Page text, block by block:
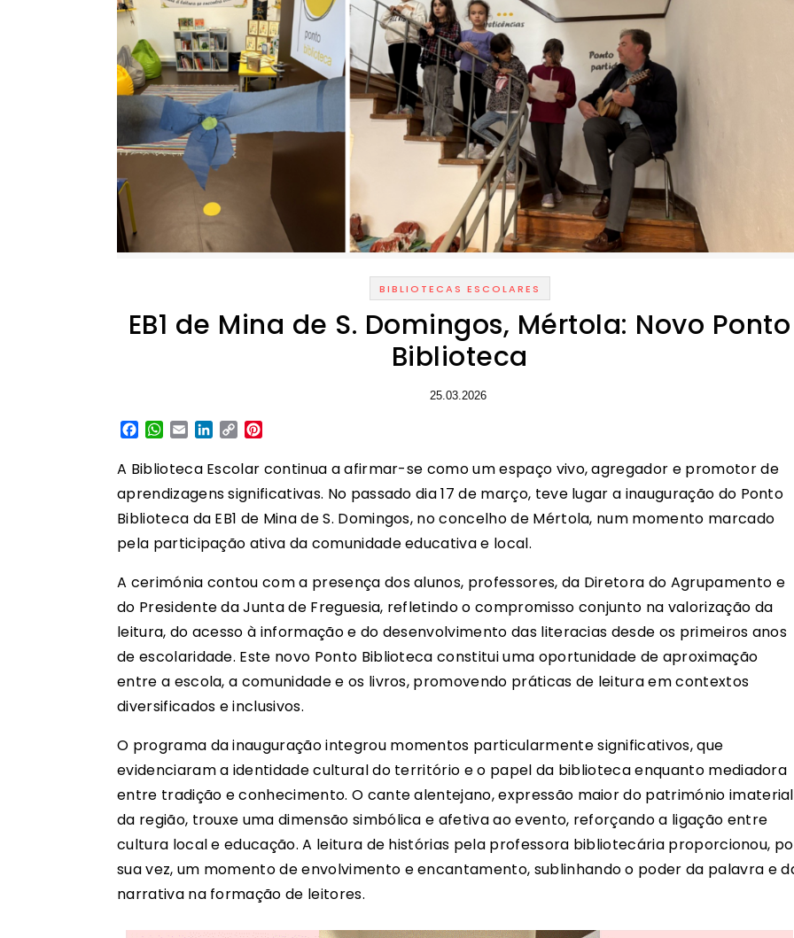
BIBLIOTECAS ESCOLARES
EB1 de Mina de S. Domingos, Mértola: Novo Ponto
Biblioteca
25.03.2026
Facebook
WhatsApp
EmailLinkedIn
Copy
A Biblioteca Escolar continua a afirmar-se como um espaço vivo, agregador e promotor de
aprendizagens significativas. No passado dia 17 de março, teve lugar a inauguração do Ponto
Biblioteca da EB1 de Mina de S. Domingos, no concelho de Mértola, num momento marcado
pela participação ativa da comunidade educativa e local.
A cerimónia contou com a presença dos alunos, professores, da Diretora do Agrupamento e
do Presidente da Junta de Freguesia, refletindo o compromisso conjunto na valorização da
leitura, do acesso à informação e do desenvolvimento das literacias desde os primeiros anos
de escolaridade. Este novo Ponto Biblioteca constitui uma oportunidade de aproximação
entre a escola, a comunidade e os livros, promovendo práticas de leitura em contextos
diversificados e inclusivos.
O programa da inauguração integrou momentos particularmente significativos, que
evidenciaram a identidade cultural do território e o papel da biblioteca enquanto mediadora
entre tradição e conhecimento. O cante alentejano, expressão maior do património imaterial
da região, trouxe uma dimensão simbólica e afetiva ao evento, reforçando a ligação entre
cultura local e educação. A leitura de histórias pela professora bibliotecária proporcionou,
sua vez, um momento de envolvimento e encantamento, sublinhando o poder da palavra e
narrativa na formação de leitores.